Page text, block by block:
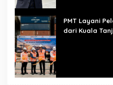
PMT Layani
dari Kuala